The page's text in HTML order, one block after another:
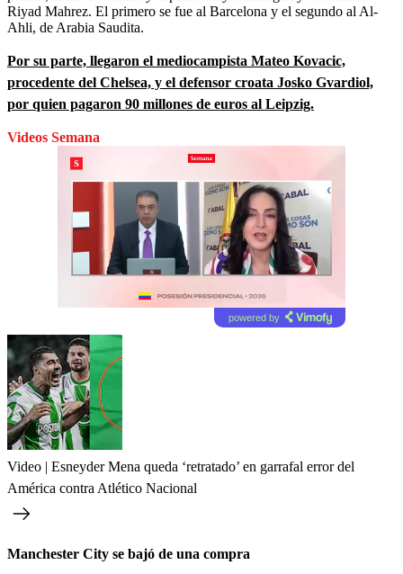
Riyad Mahrez. El primero se fue al Barcelona y el segundo al Al-
Ahli, de Arabia Saudita.
Por su parte, llegaron el mediocampista Mateo Kovacic,
procedente del Chelsea, y el defensor croata Josko Gvardiol,
por quien pagaron 90 millones de euros al Leipzig.
Videos Semana
powered by
Video | Esneyder Mena queda ‘retratado’ en garrafal error del
América contra Atlético Nacional
Manchester City se bajó de una compra